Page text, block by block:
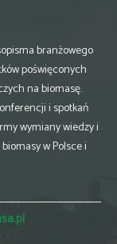
branżowego
poświęconych
na biomasę.
i spotkań
wymiany wiedzy i
w Polsce i